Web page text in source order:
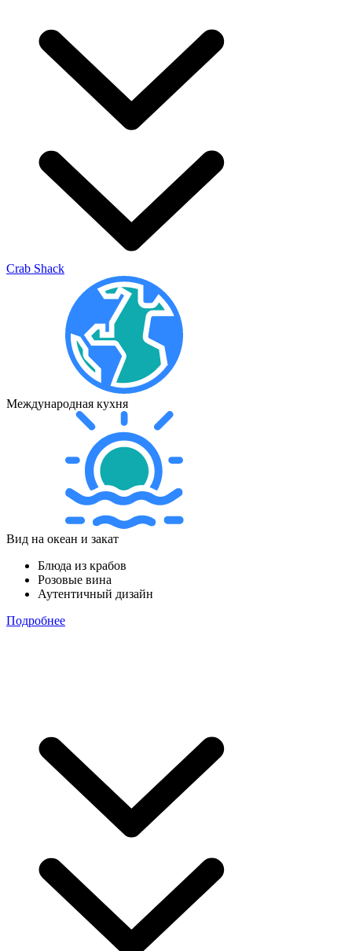
Crab Shack
Международная кухня
Вид на океан и закат
Блюда из крабов
Розовые вина
Аутентичный дизайн
Подробнее